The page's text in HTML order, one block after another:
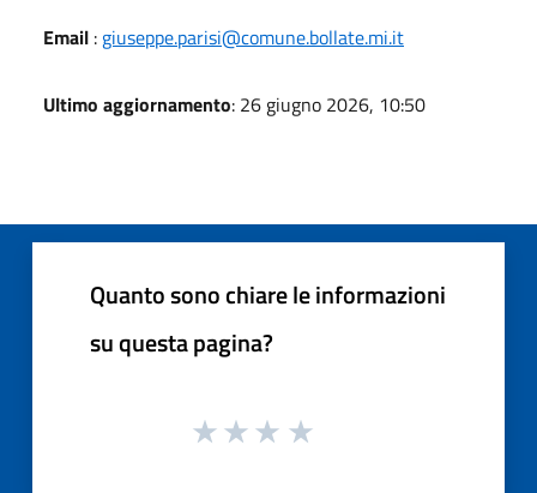
Email : giuseppe.parisi@comune.bollate.mi.it
Ultimo aggiornamento: 26 giugno 2026, 10:50
Quanto sono chiare le informazioni
su questa pagina?